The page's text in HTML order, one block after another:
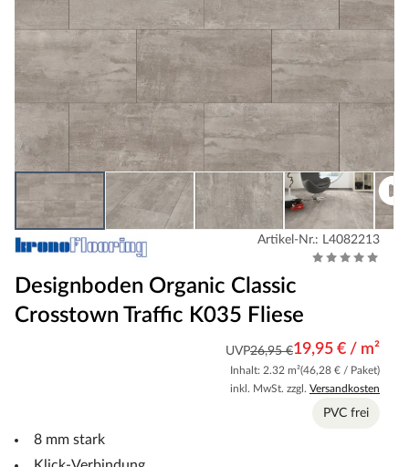
Artikel-Nr.: L4082213
Designboden Organic Classic
Crosstown Traffic K035 Fliese
UVP26,95 €19,95 € / m²
Inhalt: 2.32 m²(46,28 € / Paket)
inkl. MwSt. zzgl. Versandkosten
PVC frei
8 mm stark